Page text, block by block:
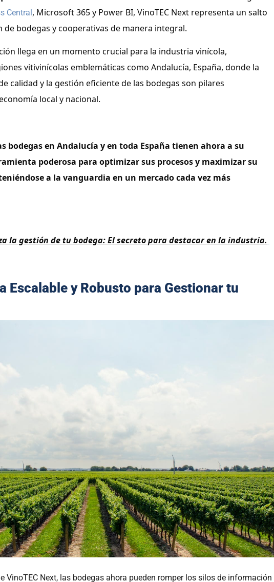
Central, Microsoft 365 y Power BI, VinoTEC Next representa un salto
de bodegas y cooperativas de manera integral.
llega en un momento crucial para la industria vinícola,
vitivinícolas emblemáticas como Andalucía, España, donde la
calidad y la gestión eficiente de las bodegas son pilares
local y nacional.
bodegas en Andalucía y en toda España tienen ahora a su
poderosa para optimizar sus procesos y maximizar su
a la vanguardia en un mercado cada vez más
la gestión de tu bodega: El secreto para destacar en la industria.
Escalable y Robusto para Gestionar tu
VinoTEC Next, las bodegas ahora pueden romper los silos de información